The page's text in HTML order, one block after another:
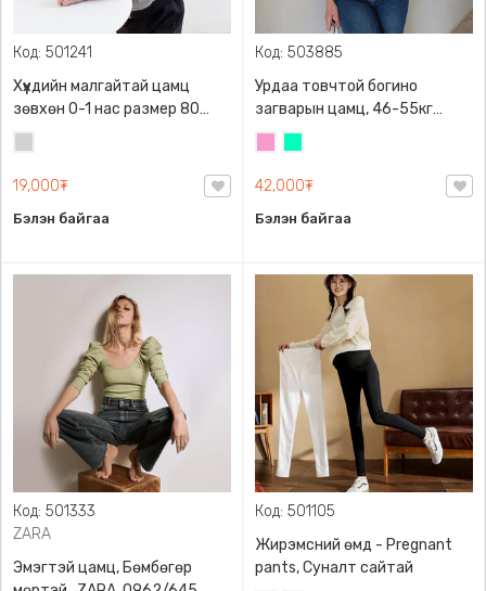
Код: 501241
Хүүхдийн малгайтай цамц
зөвхөн 0-1 нас размер 80
сонголттой
19,000₮
Бэлэн байгаа
Код: 503885
Урдаа товчтой богино
загварын цамц, 46-55кг
жинд таарна
42,000₮
Бэлэн байгаа
Код: 501333
ZARA
Эмэгтэй цамц, Бөмбөгөр
Код: 501105
Жирэмсний өмд - Pregnant
pants, Суналт сайтай